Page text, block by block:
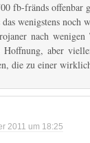
fb-fränds offenbar
wenigstens noch
nach
aber
die zu einer
2011 um 18:25